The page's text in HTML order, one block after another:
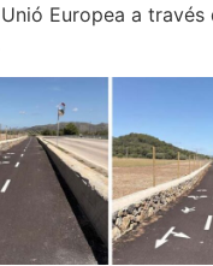
Europea a través